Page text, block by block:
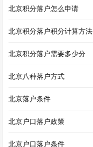
北京积分落户怎么申请
北京积分落户积分计算方法
北京积分落户需要多少分
北京八种落户方式
北京落户条件
北京户口落户政策
北京户口落户条件